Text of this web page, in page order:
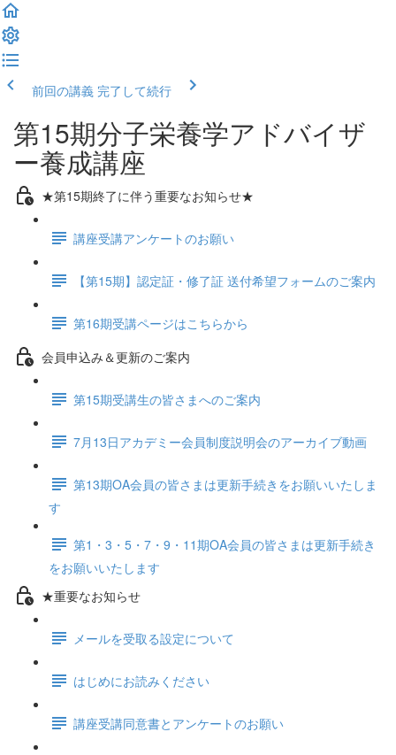
前回の講義 完了して続行
第15期分子栄養学アドバイザ
ー養成講座
★第15期終了に伴う重要なお知らせ★
講座受講アンケートのお願い
【第15期】認定証・修了証 送付希望フォームのご案内
第16期受講ページはこちらから
会員申込み＆更新のご案内
第15期受講生の皆さまへのご案内
7月13日アカデミー会員制度説明会のアーカイブ動画
第13期OA会員の皆さまは更新手続きをお願いいたしま
す
第1・3・5・7・9・11期OA会員の皆さまは更新手続き
をお願いいたします
★重要なお知らせ
メールを受取る設定について
はじめにお読みください
講座受講同意書とアンケートのお願い